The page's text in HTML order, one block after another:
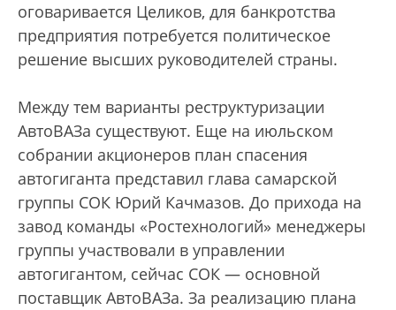
оговаривается Целиков, для банкротства
предприятия потребуется политическое
решение высших руководителей страны.
Между тем варианты реструктуризации
АвтоВАЗа существуют. Еще на июльском
собрании акционеров план спасения
автогиганта представил глава самарской
группы СОК Юрий Качмазов. До прихода на
завод команды «Ростехнологий» менеджеры
группы участвовали в управлении
автогигантом, сейчас СОК — основной
поставщик АвтоВАЗа. За реализацию плана